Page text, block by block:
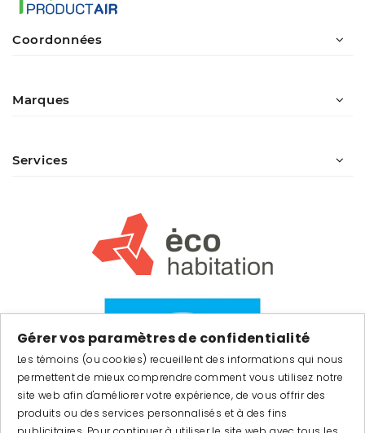
Coordonnées
Marques
Services
Gérer vos paramètres de confidentialité
Les témoins (ou cookies) recueillent des informations qui nous
permettent de mieux comprendre comment vous utilisez notre
site web afin d'améliorer votre expérience, de vous offrir des
produits ou des services personnalisés et à des fins